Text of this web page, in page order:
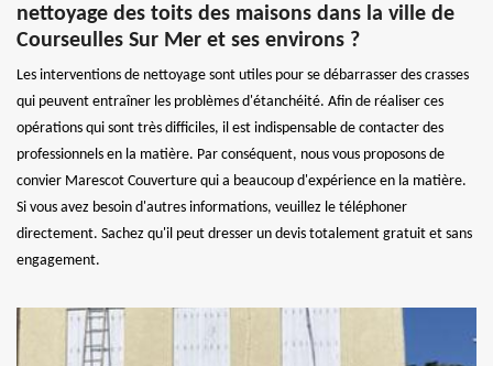
nettoyage des toits des maisons dans la ville de
Courseulles Sur Mer et ses environs ?
Les interventions de nettoyage sont utiles pour se débarrasser des crasses
qui peuvent entraîner les problèmes d'étanchéité. Afin de réaliser ces
opérations qui sont très difficiles, il est indispensable de contacter des
professionnels en la matière. Par conséquent, nous vous proposons de
convier Marescot Couverture qui a beaucoup d'expérience en la matière.
Si vous avez besoin d'autres informations, veuillez le téléphoner
directement. Sachez qu'il peut dresser un devis totalement gratuit et sans
engagement.